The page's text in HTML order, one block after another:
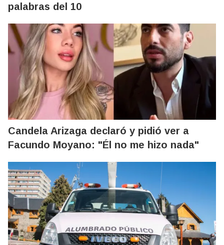
palabras del 10
Candela Arizaga declaró y pidió ver a
Facundo Moyano: "Él no me hizo nada"